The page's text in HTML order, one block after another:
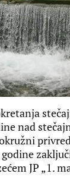
nad
JP „1.